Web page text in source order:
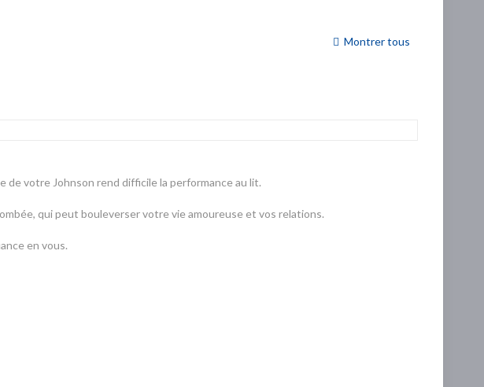
Montrer tous
de votre Johnson rend difficile la performance au lit.
qui peut bouleverser votre vie amoureuse et vos relations.
en vous.